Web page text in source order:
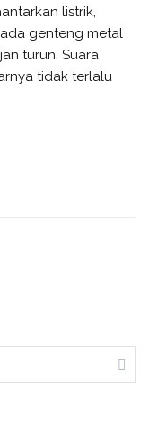
Saat
Hujan?
Begini
Trik
listrik,
genteng metal
turun. Suara
tidak terlalu